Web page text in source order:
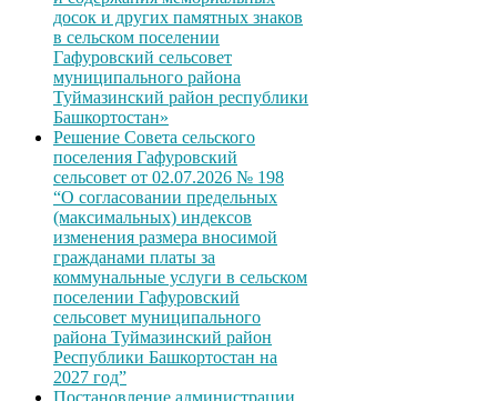
досок и других памятных знаков
в сельском поселении
Гафуровский сельсовет
муниципального района
Туймазинский район республики
Башкортостан»
Решение Совета сельского
поселения Гафуровский
сельсовет от 02.07.2026 № 198
“О согласовании предельных
(максимальных) индексов
изменения размера вносимой
гражданами платы за
коммунальные услуги в сельском
поселении Гафуровский
сельсовет муниципального
района Туймазинский район
Республики Башкортостан на
2027 год”
Постановление администрации